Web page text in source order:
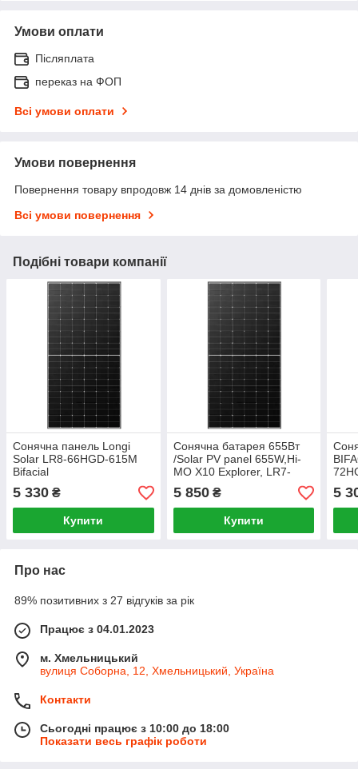
Умови оплати
Післяплата
переказ на ФОП
Всі умови оплати
Умови повернення
Повернення товару впродовж 14 днів за домовленістю
Всі умови повернення
Подібні товари компанії
Сонячна панель Longi
Solar LR8-66HGD-615M
Bifacial
5 330 ₴
Купити
Сонячна батарея 655Вт
/Solar PV panel 655W,Hi-
MO X10 Explorer, LR7-
72HVH-655M, cable
200/400mm LONGI
5 850₴
Купити
5
Про нас
89% позитивних з 27 відгуків за рік
Працює з 04.01.2023
м. Хмельницький
вулиця Соборна, 12, Хмельницький, Україна
Контакти
Сьогодні працює з 10:00 до 18:00
Показати весь графік роботи